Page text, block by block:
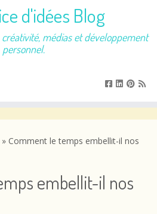
d'idées Blog
médias et développement
personnel.
» Comment le temps embellit-il nos
embellit-il nos